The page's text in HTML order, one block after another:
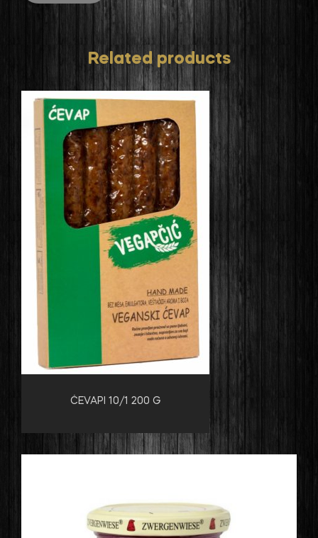
Related products
ĆEVAPI 10/1 200 G